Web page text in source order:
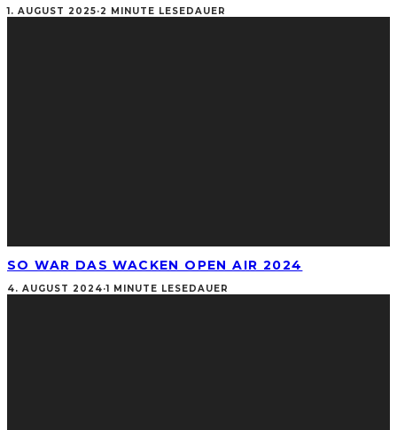
1. AUGUST 2025·2 MINUTE LESEDAUER
SO WAR DAS WACKEN OPEN AIR 2024
4. AUGUST 2024·1 MINUTE LESEDAUER